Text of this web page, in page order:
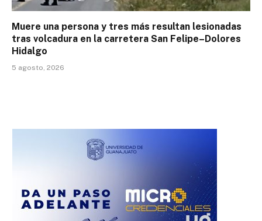
Muere una persona y tres más resultan lesionadas
tras volcadura en la carretera San Felipe–Dolores
Hidalgo
5 agosto, 2026